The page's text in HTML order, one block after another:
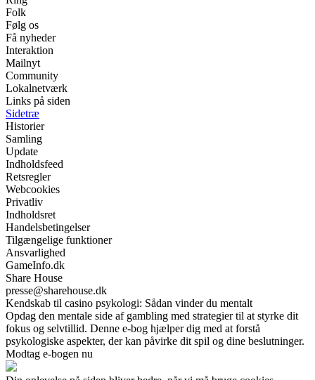
Folk
Følg os
Få nyheder
Interaktion
Mailnyt
Community
Lokalnetværk
Links på siden
Sidetræ
Historier
Samling
Update
Indholdsfeed
Retsregler
Webcookies
Privatliv
Indholdsret
Handelsbetingelser
Tilgængelige funktioner
Ansvarlighed
GameInfo.dk
Share House
presse@sharehouse.dk
Kendskab til casino psykologi: Sådan vinder du mentalt
Opdag den mentale side af gambling med strategier til at styrke dit
fokus og selvtillid. Denne e-bog hjælper dig med at forstå
psykologiske aspekter, der kan påvirke dit spil og dine beslutninger.
Modtag e-bogen nu